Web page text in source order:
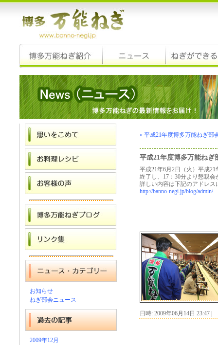
お知らせ
ねぎ部会ニュース
2009年12月
« 平成21年度博多万能ねぎ部
平成21年度博多万能ねぎ
平成21年6月2日（火）平成
終了し、17：30分より懇親会
詳しい内容は下記のアドレス
http://banno-negi.jp/blog/admin/
日時: 2009年06月14日 23:47